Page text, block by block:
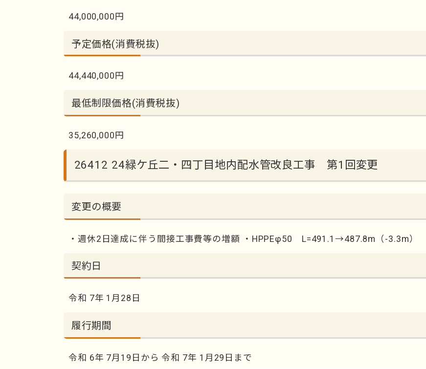
44,000,000円
予定価格(消費税抜)
44,440,000円
最低制限価格(消費税抜)
35,260,000円
26412 24緑ケ丘二・四丁目地内配水管改良工事 第1回変更
変更の概要
・週休2日達成に伴う間接工事費等の増額 ・HPPEφ50 L=491.1→487.8m（-3.3m）
契約日
令和 7年 1月28日
履行期間
令和 6年 7月19日から 令和 7年 1月29日まで